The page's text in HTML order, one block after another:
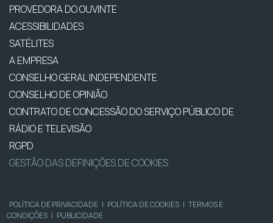
PROVEDORA DO OUVINTE
ACESSIBILIDADES
SATÉLITES
A EMPRESA
CONSELHO GERAL INDEPENDENTE
CONSELHO DE OPINIÃO
CONTRATO DE CONCESSÃO DO SERVIÇO PÚBLICO DE
RÁDIO E TELEVISÃO
RGPD
GESTÃO DAS DEFINIÇÕES DE COOKIES
POLÍTICA DE PRIVACIDADE | POLÍTICA DE COOKIES | TERMOS E
CONDIÇÕES | PUBLICIDADE